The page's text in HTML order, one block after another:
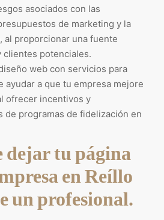
asociados con las
de marketing y la
al proporcionar una fuente
potenciales.
web con servicios para
ayudar a que tu empresa mejore
ofrecer incentivos y
de programas de fidelización en
dejar tu página
en Reíllo
un profesional.